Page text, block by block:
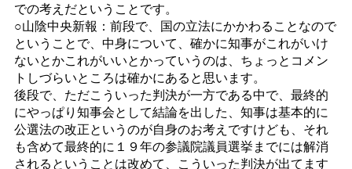
での考えだということです。
○山陰中央新報：前段で、国の立法にかかわることなので
ということで、中身について、確かに知事がこれがいけ
ないとかこれがいいとかっていうのは、ちょっとコメン
トしづらいところは確かにあると思います。
後段で、ただこういった判決が一方である中で、最終的
にやっぱり知事会として結論を出した、知事は基本的に
公選法の改正というのが自身のお考えですけども、それ
も含めて最終的に１９年の参議院議員選挙までには解消
されるということは改めて、こういった判決が出てます